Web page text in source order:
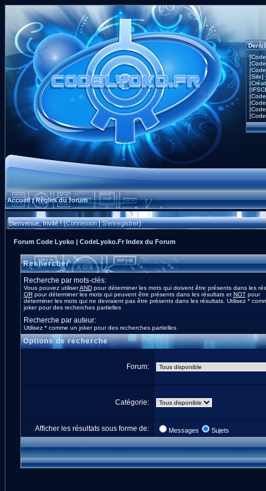
[Site]
Accueil|Règles du forum
Bienvenue, Invité ! (Connexion|S'enregistrer)
Forum Code Lyoko | CodeLyoko.Fr Index du Forum
Rechercher
Recherche par mots-clés:
Vous pouvez utiliserANDpour déterminer les mots qui doivent être présents dans les
ORpour déterminer les mots qui peuvent être présents dans les résultats et NOTpour
déterminer les mots qui ne devraient pas être présents dans les résultats. Utilisez *
joker pour des recherches partielles
Recherche par auteur:
Utilisez * comme un joker pour des recherches partielles
Options de recherche
Forum:
Catégorie:
Afficher les résultats sous forme de: Messages Sujets